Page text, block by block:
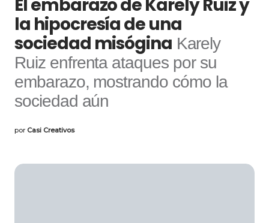
El embarazo de Karely Ruiz y
la hipocresía de una
sociedad misógina Karely
Ruiz enfrenta ataques por su
embarazo, mostrando cómo la
sociedad aún
por Casi Creativos